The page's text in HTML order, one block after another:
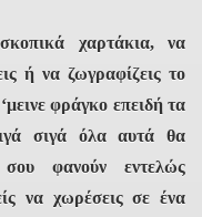
χαρτάκια, να
ή να ζωγραφίζεις το
φράγκο επειδή τα
σιγά όλα αυτά θα
φανούν εντελώς
να χωρέσεις σε ένα